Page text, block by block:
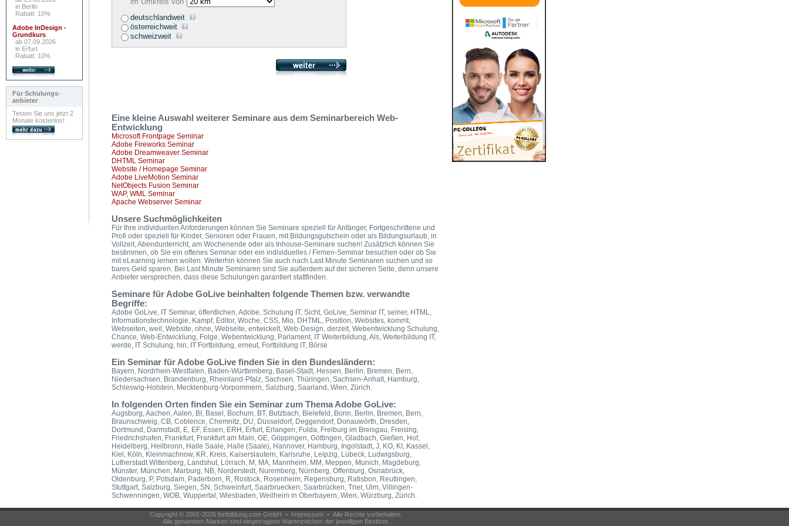
in Berlin
Rabatt: 10%
Adobe InDesign -
Grundkurs
ab 07.09.2026
in Erfurt
Rabatt: 10%
Für Schulungs-
anbieter
Testen Sie uns jetzt 2
Monate kostenlos!
deutschlandweit
österreichweit
schweizweit
Eine kleine Auswahl weiterer Seminare aus dem Seminarbereich Web-
Entwicklung
Microsoft Frontpage Seminar
Adobe Fireworks Seminar
Adobe Dreamweaver Seminar
DHTML Seminar
Website / Homepage Seminar
Adobe LiveMotion Seminar
NetObjects Fusion Seminar
WAP, WML Seminar
Apache Webserver Seminar
Unsere Suchmöglichkeiten
Für Ihre individuellen Anforderungen können Sie Seminare speziell für Anfänger, Fortgeschrittene und
Profi oder speziell für Kinder, Senioren oder Frauen, mit Bildungsgutschein oder als Bildungsurlaub, in
Vollzeit, Abendunterricht, am Wochenende oder als Inhouse-Seminare suchen! Zusätzlich können Sie
bestimmen, ob Sie ein offenes Seminar oder ein individuelles / Firmen-Seminar besuchen oder ob Sie
mit eLearning lernen wollen. Weiterhin können Sie auch nach Last Minute Seminaren suchen und so
bares Geld sparen. Bei Last Minute Seminaren sind Sie außerdem auf der sicheren Seite, denn unsere
Anbieter versprechen, dass diese Schulungen garantiert stattfinden.
Seminare für Adobe GoLive beinhalten folgende Themen bzw. verwandte
Begriffe:
Adobe GoLive, IT Seminar, öffentlichen, Adobe, Schulung IT, Sicht, GoLive, Seminar IT, seiner, HTML,
Informationstechnologie, Kampf, Editor, Woche, CSS, Mio, DHTML, Position, Websites, kommt,
Webseiten, weil, Website, ohne, Webseite, entwickelt, Web-Design, derzeit, Webentwicklung Schulung,
Chance, Web-Entwicklung, Folge, Webentwicklung, Parlament, IT Weiterbildung, Als, Weiterbildung IT,
werde, IT Schulung, hin, IT Fortbildung, erneut, Fortbildung IT, Börse
Ein Seminar für Adobe GoLive finden Sie in den Bundesländern:
Bayern, Nordrhein-Westfalen, Baden-Württemberg, Basel-Stadt, Hessen, Berlin, Bremen, Bern,
Niedersachsen, Brandenburg, Rheinland-Pfalz, Sachsen, Thüringen, Sachsen-Anhalt, Hamburg,
Schleswig-Holstein, Mecklenburg-Vorpommern, Salzburg, Saarland, Wien, Zürich.
In folgenden Orten finden Sie ein Seminar zum Thema Adobe GoLive:
Augsburg, Aachen, Aalen, BI, Basel, Bochum, BT, Butzbach, Bielefeld, Bonn, Berlin, Bremen, Bern,
Braunschweig, CB, Coblence, Chemnitz, DU, Düsseldorf, Deggendorf, Donauwörth, Dresden,
Dortmund, Darmstadt, E, EF, Essen, ERH, Erfurt, Erlangen, Fulda, Freiburg im Breisgau, Freising,
Friedrichshafen, Frankfurt, Frankfurt am Main, GE, Göppingen, Göttingen, Gladbach, Gießen, Hof,
Heidelberg, Heilbronn, Halle Saale, Halle (Saale), Hannover, Hamburg, Ingolstadt, J, KO, KI, Kassel,
Kiel, Köln, Kleinmachnow, KR, Kreis, Kaiserslautern, Karlsruhe, Leipzig, Lübeck, Ludwigsburg,
Lutherstadt Wittenberg, Landshut, Lörrach, M, MA, Mannheim, MM, Meppen, Munich, Magdeburg,
Münster, München, Marburg, NB, Norderstedt, Nuremberg, Nürnberg, Offenburg, Osnabrück,
Oldenburg, P, Potsdam, Paderborn, R, Rostock, Rosenheim, Regensburg, Ratisbon, Reutlingen,
Stuttgart, Salzburg, Siegen, SN, Schweinfurt, Saarbruecken, Saarbrücken, Trier, Ulm, Villingen-
Schwenningen, WOB, Wuppertal, Wiesbaden, Weilheim in Oberbayern, Wien, Würzburg, Zürich.
Copyright © 2001-2026 fortbildung.com GmbH • Impressum • Alle Rechte vorbehalten.
Alle genannten Marken sind eingetragene Warenzeichen der jeweiligen Besitzer.